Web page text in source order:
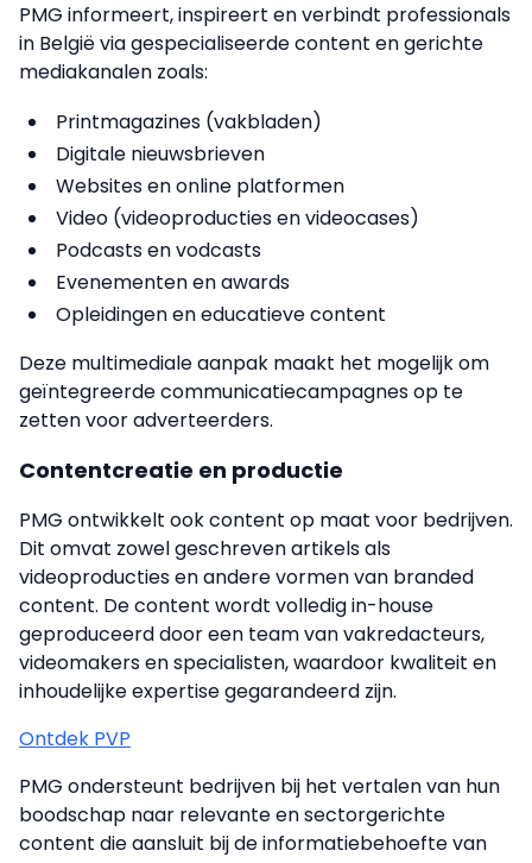
PMG informeert, inspireert en verbindt professionals
in België via gespecialiseerde content en gerichte
mediakanalen zoals:
Printmagazines (vakbladen)
Digitale nieuwsbrieven
Websites en online platformen
Video (videoproducties en videocases)
Podcasts en vodcasts
Evenementen en awards
Opleidingen en educatieve content
Deze multimediale aanpak maakt het mogelijk om
geïntegreerde communicatiecampagnes op te
zetten voor adverteerders.
Contentcreatie en productie
PMG ontwikkelt ook content op maat voor bedrijven.
Dit omvat zowel geschreven artikels als
videoproducties en andere vormen van branded
content. De content wordt volledig in-house
geproduceerd door een team van vakredacteurs,
videomakers en specialisten, waardoor kwaliteit en
inhoudelijke expertise gegarandeerd zijn.
Ontdek PVP
PMG ondersteunt bedrijven bij het vertalen van hun
boodschap naar relevante en sectorgerichte
content die aansluit bij de informatiebehoefte van